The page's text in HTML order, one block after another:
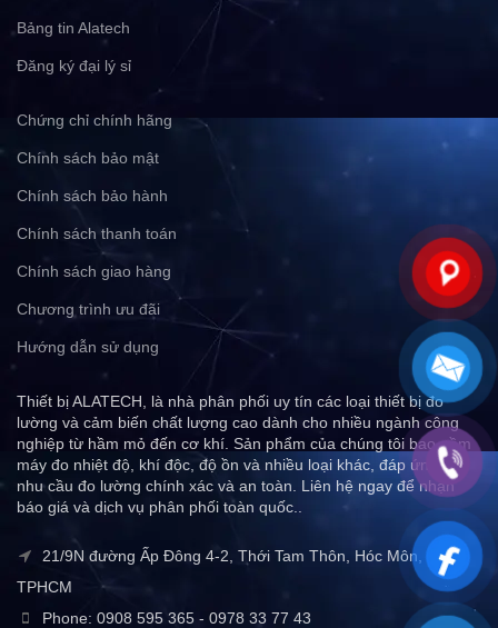
Bảng tin Alatech
Đăng ký đại lý sỉ
Chứng chỉ chính hãng
Chính sách bảo mật
Chính sách bảo hành
Chính sách thanh toán
Chính sách giao hàng
Chương trình ưu đãi
Hướng dẫn sử dụng
Thiết bị ALATECH, là nhà phân phối uy tín các loại thiết bị đo
lường và cảm biến chất lượng cao dành cho nhiều ngành công
nghiệp từ hầm mỏ đến cơ khí. Sản phẩm của chúng tôi bao gồm
máy đo nhiệt độ, khí độc, độ ồn và nhiều loại khác, đáp ứng mọi
nhu cầu đo lường chính xác và an toàn. Liên hệ ngay để nhận
báo giá và dịch vụ phân phối toàn quốc..
21/9N đường Ấp Đông 4-2, Thới Tam Thôn, Hóc Môn,
TPHCM
Phone: 0908 595 365 - 0978 33 77 43